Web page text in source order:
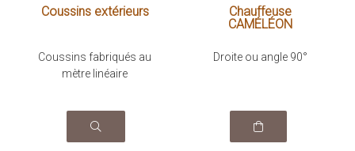
Coussins extérieurs
Coussins fabriqués au
mètre linéaire
Chauffeuse
CAMÉLÉON
Droite ou angle 90°